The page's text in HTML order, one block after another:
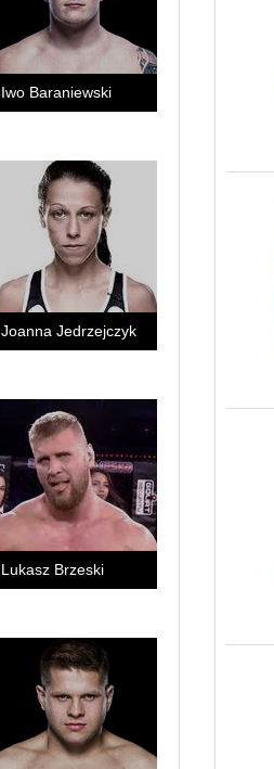
Iwo Baraniewski
Joanna Jedrzejczyk
Lukasz Brzeski